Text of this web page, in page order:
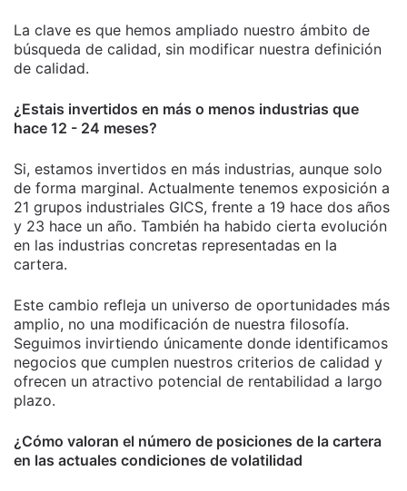
La clave es que hemos ampliado nuestro ámbito de
búsqueda de calidad, sin modificar nuestra definición
de calidad.
¿Estais invertidos en más o menos industrias que
hace 12 - 24 meses?
Si, estamos invertidos en más industrias, aunque solo
de forma marginal. Actualmente tenemos exposición a
21 grupos industriales GICS, frente a 19 hace dos años
y 23 hace un año. También ha habido cierta evolución
en las industrias concretas representadas en la
cartera.
Este cambio refleja un universo de oportunidades más
amplio, no una modificación de nuestra filosofía.
Seguimos invirtiendo únicamente donde identificamos
negocios que cumplen nuestros criterios de calidad y
ofrecen un atractivo potencial de rentabilidad a largo
plazo.
¿Cómo valoran el número de posiciones de la cartera
en las actuales condiciones de volatilidad